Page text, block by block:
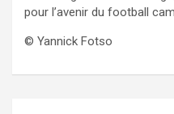
pour l’avenir du football
© Yannick Fotso